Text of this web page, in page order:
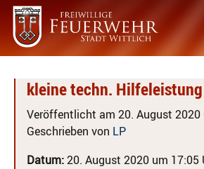
kleine techn. Hilfeleistung
Veröffentlicht am 20. August 2020
Geschrieben von LP
Datum:20. August 2020 um 17:05